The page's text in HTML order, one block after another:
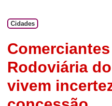
Cidades
Rodoviária
vivem